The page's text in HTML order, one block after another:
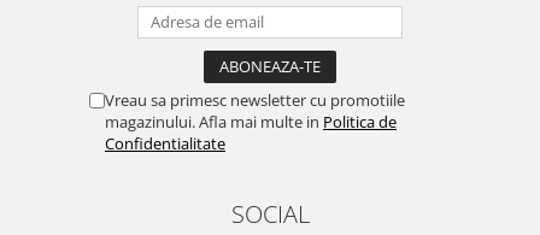
Vreau sa primesc newsletter cu promotiile
magazinului. Afla mai multe in Politica de
Confidentialitate
SOCIAL